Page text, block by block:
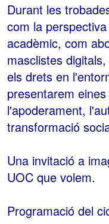
Durant les
com la
acadèmic, com
masclistes
els drets en
presentarem
l'apoderament,
transformació
Una invitació a
UOC que volem.
Programació del